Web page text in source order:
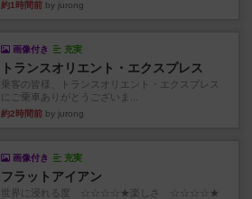
約1時間前 by jurong
画像付き 充実
トランスオリエント・エクスプレス
乗客の皆様、トランスオリエント・エクスプレス
にご乗車ありがとうございま...
約2時間前 by jurong
画像付き 充実
フラットアイアン
世界に浸れる度 ☆☆☆☆★楽しさ ☆☆☆☆★